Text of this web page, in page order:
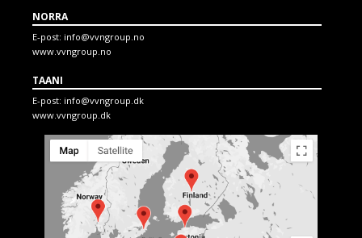
NORRA
E-post: info@vvngroup.no
www.vvngroup.no
TAANI
E-post: info@vvngroup.dk
www.vvngroup.dk